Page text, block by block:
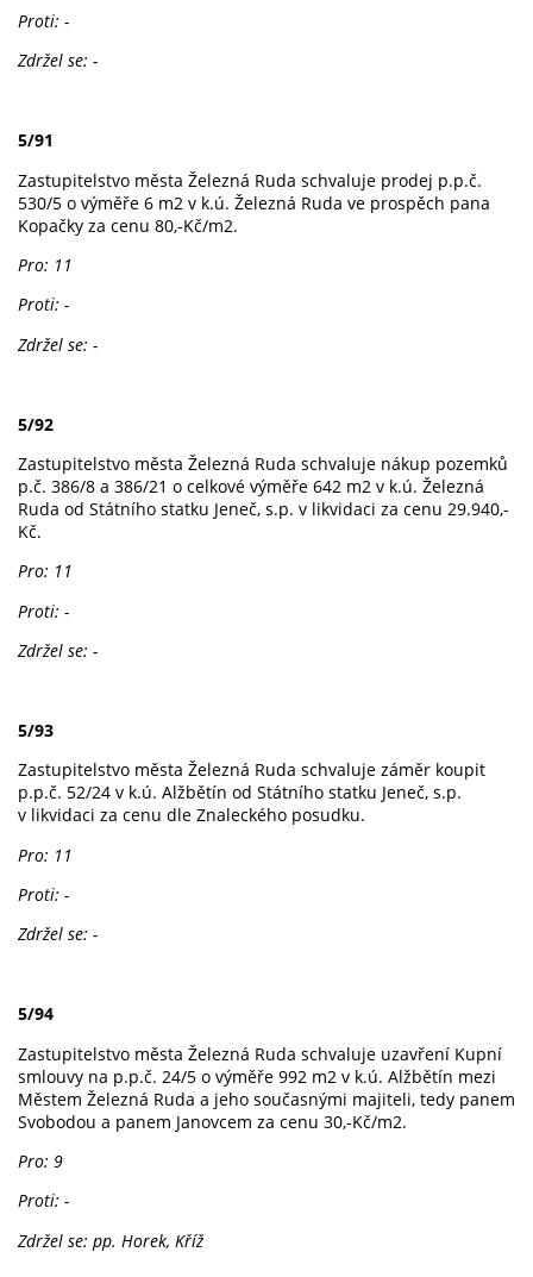
Proti: -
Zdržel se: -
5/91
Zastupitelstvo města Železná Ruda schvaluje prodej p.p.č.
530/5 o výměře 6 m2 v k.ú. Železná Ruda ve prospěch pana
Kopačky za cenu 80,-Kč/m2.
Pro: 11
Proti: -
Zdržel se: -
5/92
Zastupitelstvo města Železná Ruda schvaluje nákup pozemků
p.č. 386/8 a 386/21 o celkové výměře 642 m2 v k.ú. Železná
Ruda od Státního statku Jeneč, s.p. v likvidaci za cenu 29.940,-
Kč.
Pro: 11
Proti: -
Zdržel se: -
5/93
Zastupitelstvo města Železná Ruda schvaluje záměr koupit
p.p.č. 52/24 v k.ú. Alžbětín od Státního statku Jeneč, s.p.
v likvidaci za cenu dle Znaleckého posudku.
Pro: 11
Proti: -
Zdržel se: -
5/94
Zastupitelstvo města Železná Ruda schvaluje uzavření Kupní
smlouvy na p.p.č. 24/5 o výměře 992 m2 v k.ú. Alžbětín mezi
Městem Železná Ruda a jeho současnými majiteli, tedy panem
Svobodou a panem Janovcem za cenu 30,-Kč/m2.
Pro: 9
Proti: -
Zdržel se: pp. Horek, Kříž